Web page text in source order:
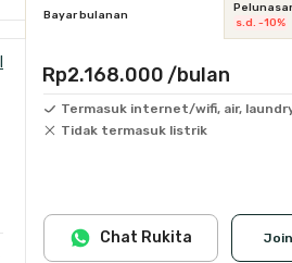
Bayar bulanan
s.d. -10%
Rp2.168.000 /bulan
Termasuk internet/wifi, air,
Tidak termasuk listrik
Chat Rukita